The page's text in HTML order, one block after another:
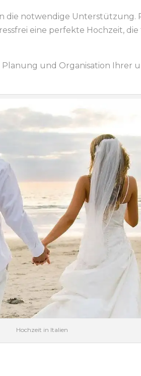
die notwendige Unterstützung.
eine perfekte Hochzeit,
und Organisation Ihrer
Hochzeit in Italien